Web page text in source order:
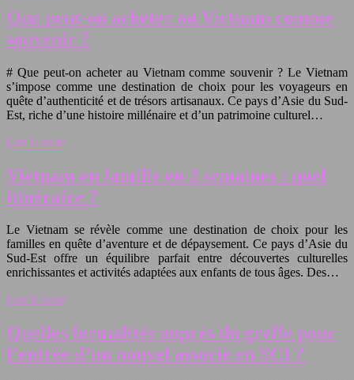
Que peut-on acheter au Vietnam comme
souvenir ?
# Que peut-on acheter au Vietnam comme souvenir ? Le Vietnam
s’impose comme une destination de choix pour les voyageurs en
quête d’authenticité et de trésors artisanaux. Ce pays d’Asie du Sud-
Est, riche d’une histoire millénaire et d’un patrimoine culturel…
Lire la suite
Vietnam en famille en 2 semaines : quel
itinéraire ?
Le Vietnam se révèle comme une destination de choix pour les
familles en quête d’aventure et de dépaysement. Ce pays d’Asie du
Sud-Est offre un équilibre parfait entre découvertes culturelles
enrichissantes et activités adaptées aux enfants de tous âges. Des…
Lire la suite
Quelles formalités auprès du greffe pour
l’entrée d’un nouvel associé en SCI ?